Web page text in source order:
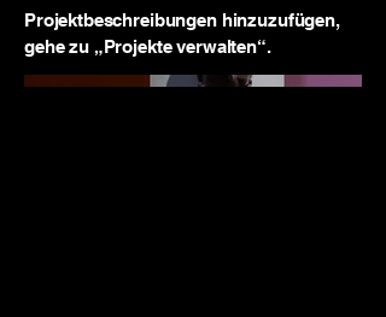
Projektbeschreibungen hinzuzufügen,
gehe zu „Projekte verwalten“.